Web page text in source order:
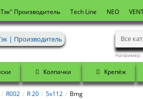
Производитель Tech Line NEO
Все
Например:
Колпачки Крепёж
R002 R 20 5x112 Bmg